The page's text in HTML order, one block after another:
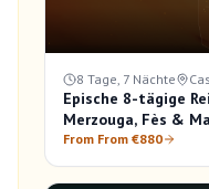
8 Tage, 7 Nächte
Epische 8-tägige
Merzouga, Fès &
Marokko-Entdeckung
From From €880